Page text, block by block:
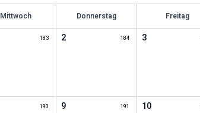
Mittwoch Donnerstag Freitag
183 2 184 3
190 9 191 10